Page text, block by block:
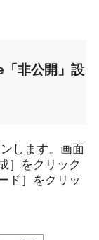
非公開」設
ンします。画面
］をクリック
ド］をクリッ